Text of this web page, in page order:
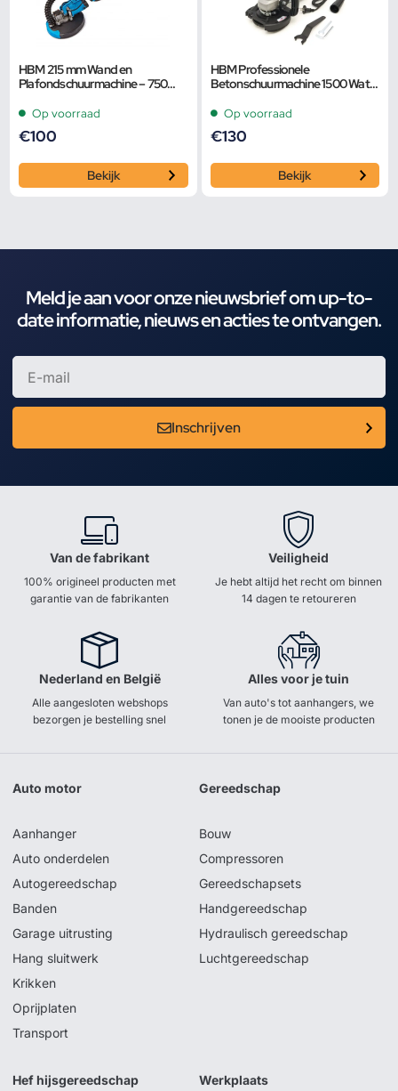
HBM 215 mm Wand en
Plafondschuurmachine – 750
Op voorraad
€100
Bekijk
HBM Professionele
Betonschuurmachine 1500 Watt
Op voorraad
€130
Bekijk
Meld je aan voor onze nieuwsbrief om up-to-
date informatie, nieuws en acties te ontvangen.
Inschrijven
Van de fabrikant
100% origineel producten met
garantie van de fabrikanten
Veiligheid
Je hebt altijd het recht om binnen
14 dagen te retoureren
Nederland en België
Alle aangesloten webshops
bezorgen je bestelling snel
Alles voor je tuin
Van auto's tot aanhangers, we
tonen je de mooiste producten
Auto motor
Aanhanger
Auto onderdelen
Autogereedschap
Banden
Garage uitrusting
Hang sluitwerk
Krikken
Oprijplaten
Transport
Gereedschap
Bouw
Compressoren
Gereedschapsets
Handgereedschap
Hydraulisch gereedschap
Luchtgereedschap
Hef hijsgereedschap Werkplaats